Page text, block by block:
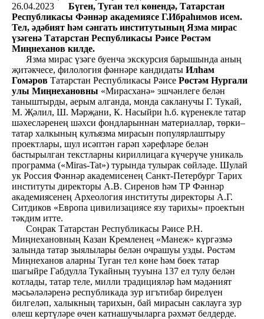
26.04.2023
Бүген, Туган тел көнендә, Татарстан
Республикасы Фәннәр академиясе Г.Ибраһимов исем.
Тел, әдәбият һәм сәнгать институтының Язма мирас
үзәгенә Татарстан Республикасы Рәисе Рөстәм
Миңнеханов килде.
Язма мирас үзәге буенча экскурсия барышында аның
җитәкчесе, филология фәннәре кандидаты Илһам
Гомәров Татарстан Республикасы Рәисе Рөстәм Нургали
улы Миңнехановны «Мирасханә» эшчәнлеге белән
таныштырды, аерым алганда, монда сакланучы Г. Тукай,
М. Җәлил, Ш. Мәрҗани, К. Насыйри һ.б. күренекле татар
шәхесләренең шәхси фондларыннан материаллар, төрки–
татар халкының кулъязма мирасын популярлаштыру
проектлары, шул исәптән гарәп хәрефләре белән
бастырылган текстларны кириллицага күчерүче уникаль
программа («Miras-Tat») турында тулырак сөйләде. Шулай
ук Россия Фәннәр академисенең Санкт-Петербург Тарих
институты директоры А.В. Сиренов һәм ТР Фәннәр
академиясенең Археология институты директоры А.Г.
Ситдиков «Европа цивилизациясе язу тарихы» проектын
тәкдим итте.
Соңрак Татарстан Республикасы Рәисе Р.Н.
Миңнехановның Казан Кремленең «Манеж» күргәзмә
залында татар зыялылары белән очрашуы узды. Рөстәм
Миңнеханов аларны Туган тел көне һәм бөек татар
шагыйре Габдулла Тукайның тууына 137 ел тулу белән
котлады, татар теле, милли традицияләр һәм мәдәният
мәсьәләләренә республикада зур игътибар бирелүен
билгеләп, халыкның тарихын, бай мирасын саклауга зур
өлеш кертүләре өчен катнашучыларга рәхмәт белдерде.